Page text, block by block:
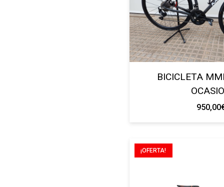
BICICLETA
950,00
¡OFERTA!